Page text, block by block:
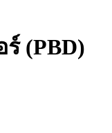
(PBD)